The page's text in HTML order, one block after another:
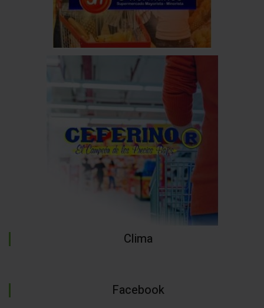
Clima
Facebook